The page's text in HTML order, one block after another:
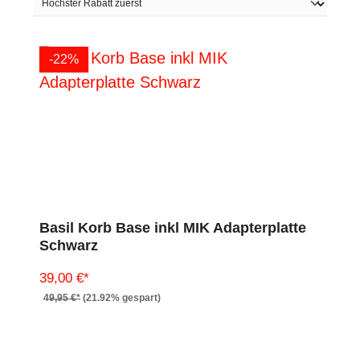
-22%
Basil Korb Base inkl MIK Adapterplatte
Schwarz
39,00 €*
49,95 €* (21.92% gespart)